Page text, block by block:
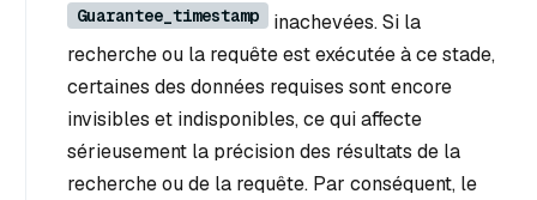
Guarantee_timestamp
inachevées. Si la
recherche ou la requête est exécutée à ce stade,
certaines des données requises sont encore
invisibles et indisponibles, ce qui affecte
sérieusement la précision des résultats de la
recherche ou de la requête. Par conséquent, le